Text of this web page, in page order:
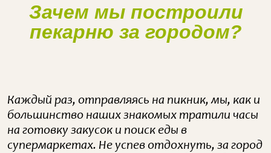
Наше производство
Зачем мы построили
пекарню за городом?
Каждый раз, отправляясь на пикник, мы, как и
большинство наших знакомых тратили часы
на готовку закусок и поиск еды в
супермаркетах. Не успев отдохнуть, за город